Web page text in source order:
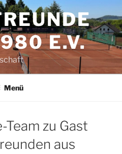
E.V.
Menü
zu Gast
aus